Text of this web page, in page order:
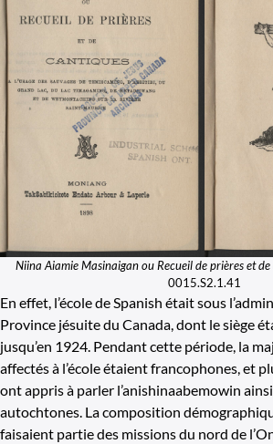
Niina Aiamie Masinaigan ou Recueil de prières et
0015.S2.1.41
En effet, l’école de Spanish était sous
Province jésuite du Canada, dont le siège
jusqu’en 1924. Pendant cette période, la
affectés à l’école étaient francophones, et
ont appris à parler l’anishinaabemowin
autochtones. La composition
faisaient partie des missions du nord de